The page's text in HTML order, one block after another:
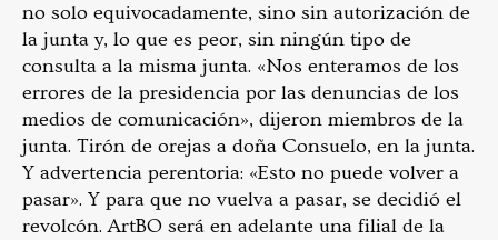
no solo equivocadamente, sino sin autorización de
la junta y, lo que es peor, sin ningún tipo de
consulta a la misma junta. «Nos enteramos de los
errores de la presidencia por las denuncias de los
medios de comunicación», dijeron miembros de la
junta. Tirón de orejas a doña Consuelo, en la junta.
Y advertencia perentoria: «Esto no puede volver a
pasar». Y para que no vuelva a pasar, se decidió el
revolcón. ArtBO será en adelante una filial de la